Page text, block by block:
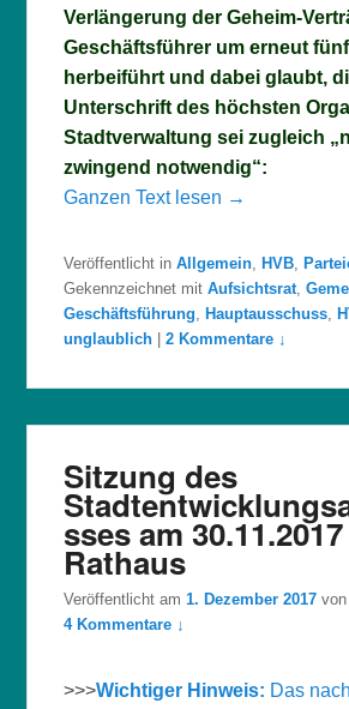
Verlängerung der Geheim-
Geschäftsführer um erneut
herbeiführt und dabei glaubt,
Unterschrift des höchsten
Stadtverwaltung sei zugleich
zwingend notwendig“:
Ganzen Text lesen →
Veröffentlicht in Allgemein, HVB,
Gekennzeichnet mit Aufsichtsrat,
Geschäftsführung, Hauptausschuss,
unglaublich
|2 Kommentare ↓
Sitzung des
sses am
Rathaus
Veröffentlicht am1. Dezember 2017 von
4 Kommentare ↓
>>>Wichtiger Hinweis: Das